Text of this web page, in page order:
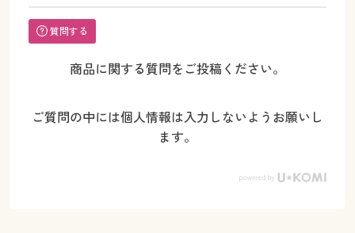
質問する
商品に関する質問をご投稿ください。
ご質問の中には個人情報は入力しないようお願いし
ます。